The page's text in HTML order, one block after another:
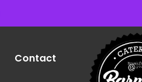
Contact